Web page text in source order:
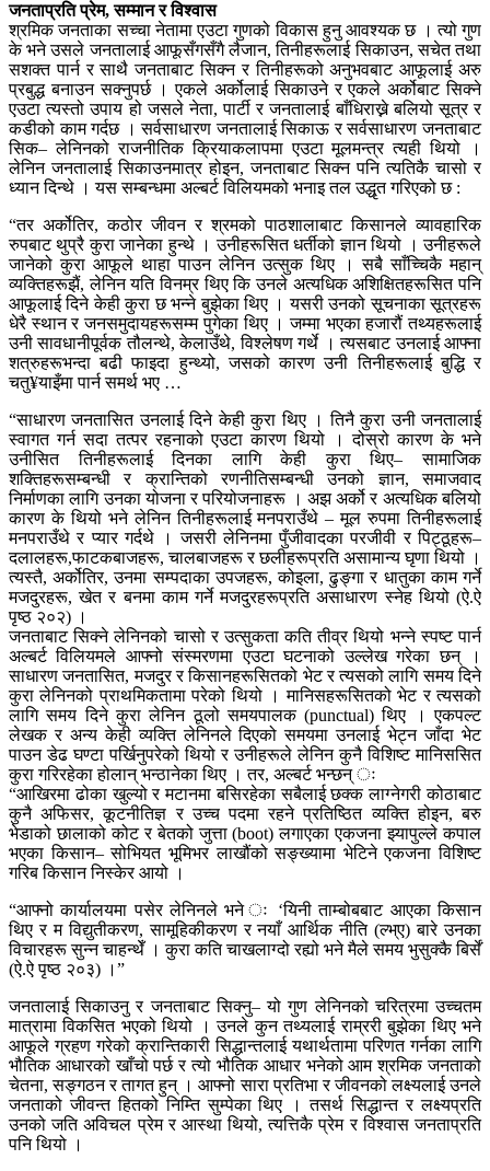
जनताप्रति प्रेम, सम्मान र विश्वास
श्रमिक जनताका सच्चा नेतामा एउटा गुणको विकास हुनु आवश्यक छ । त्यो गुण
के भने उसले जनतालाई आफूसँगसँगै लैजान, तिनीहरूलाई सिकाउन, सचेत तथा
सशक्त पार्न र साथै जनताबाट सिक्न र तिनीहरूको अनुभवबाट आफूलाई अरु
प्रबुद्ध बनाउन सक्नुपर्छ । एकले अर्कोलाई सिकाउने र एकले अर्कोबाट सिक्ने
एउटा त्यस्तो उपाय हो जसले नेता, पार्टी र जनतालाई बाँधिराख्ने बलियो सूत्र र
कडीको काम गर्दछ । सर्वसाधारण जनतालाई सिकाऊ र सर्वसाधारण जनताबाट
सिक– लेनिनको राजनीतिक क्रियाकलापमा एउटा मूलमन्त्र त्यही थियो ।
लेनिन जनतालाई सिकाउनमात्र होइन, जनताबाट सिक्न पनि त्यतिकै चासो र
ध्यान दिन्थे । यस सम्बन्धमा अल्बर्ट विलियमको भनाइ तल उद्धृत गरिएको छ :
“तर अर्कोतिर, कठोर जीवन र श्रमको पाठशालाबाट किसानले व्यावहारिक
रुपबाट थुप्रै कुरा जानेका हुन्थे । उनीहरूसित धर्तीको ज्ञान थियो । उनीहरूले
जानेको कुरा आफूले थाहा पाउन लेनिन उत्सुक थिए । सबै साँच्चिकै महान्
व्यक्तिहरूझैं, लेनिन यति विनम्र थिए कि उनले अत्यधिक अशिक्षितहरूसित पनि
आफूलाई दिने केही कुरा छ भन्ने बुझेका थिए । यसरी उनको सूचनाका सूत्रहरू
धेरै स्थान र जनसमुदायहरूसम्म पुगेका थिए । जम्मा भएका हजारौं तथ्यहरूलाई
उनी सावधानीपूर्वक तौलन्थे, केलाउँथे, विश्लेषण गर्थे । त्यसबाट उनलाई आफ्ना
शत्रुहरूभन्दा बढी फाइदा हुन्थ्यो, जसको कारण उनी तिनीहरूलाई बुद्धि र
चतु¥याइँमा पार्न समर्थ भए …
“साधारण जनतासित उनलाई दिने केही कुरा थिए । तिनै कुरा उनी जनतालाई
स्वागत गर्न सदा तत्पर रहनाको एउटा कारण थियो । दोस्रो कारण के भने
उनीसित तिनीहरूलाई दिनका लागि केही कुरा थिए– सामाजिक
शक्तिहरूसम्बन्धी र क्रान्तिको रणनीतिसम्बन्धी उनको ज्ञान, समाजवाद
निर्माणका लागि उनका योजना र परियोजनाहरू । अझ अर्को र अत्यधिक बलियो
कारण के थियो भने लेनिन तिनीहरूलाई मनपराउँथे – मूल रुपमा तिनीहरूलाई
मनपराउँथे र प्यार गर्दथे । जसरी लेनिनमा पुँजीवादका परजीवी र पिट्ठूहरू–
दलालहरू,फाटकबाजहरू, चालबाजहरू र छलीहरूप्रति असामान्य घृणा थियो ।
त्यस्तै, अर्कोतिर, उनमा सम्पदाका उपजहरू, कोइला, ढुङ्गा र धातुका काम गर्ने
मजदुरहरू, खेत र बनमा काम गर्ने मजदुरहरूप्रति असाधारण स्नेह थियो (ऐ.ऐ
पृष्ठ २०२) ।
जनताबाट सिक्ने लेनिनको चासो र उत्सुकता कति तीव्र थियो भन्ने स्पष्ट पार्न
अल्बर्ट विलियमले आफ्नो संस्मरणमा एउटा घटनाको उल्लेख गरेका छन् ।
साधारण जनतासित, मजदुर र किसानहरूसितको भेट र त्यसको लागि समय दिने
कुरा लेनिनको प्राथमिकतामा परेको थियो । मानिसहरूसितको भेट र त्यसको
लागि समय दिने कुरा लेनिन ठूलो समयपालक (punctual) थिए । एकपल्ट
लेखक र अन्य केही व्यक्ति लेनिनले दिएको समयमा उनलाई भेट्न जाँदा भेट
पाउन डेढ घण्टा पर्खिनुपरेको थियो र उनीहरूले लेनिन कुनै विशिष्ट मानिससित
कुरा गरिरहेका होलान् भन्ठानेका थिए । तर, अल्बर्ट भन्छन् ः
“आखिरमा ढोका खुल्यो र मटानमा बसिरहेका सबैलाई छक्क लाग्नेगरी कोठाबाट
कुनै अफिसर, कूटनीतिज्ञ र उच्च पदमा रहने प्रतिष्ठित व्यक्ति होइन, बरु
भेडाको छालाको कोट र बेतको जुत्ता (boot) लगाएका एकजना झ्यापुल्ले कपाल
भएका किसान– सोभियत भूमिभर लाखौंको सङ्ख्यामा भेटिने एकजना विशिष्ट
गरिब किसान निस्केर आयो ।
“आफ्नो कार्यालयमा पसेर लेनिनले भने ः ‘यिनी ताम्बोबबाट आएका किसान
थिए र म विद्युतीकरण, सामूहिकीकरण र नयाँ आर्थिक नीति (ल्भ्ए) बारे उनका
विचारहरू सुन्न चाहन्थेँ । कुरा कति चाखलाग्दो रह्यो भने मैले समय भुसुक्कै बिर्सें
(ऐ.ऐ पृष्ठ २०३) ।”
जनतालाई सिकाउनु र जनताबाट सिक्नु– यो गुण लेनिनको चरित्रमा उच्चतम
मात्रामा विकसित भएको थियो । उनले कुन तथ्यलाई राम्ररी बुझेका थिए भने
आफूले ग्रहण गरेको क्रान्तिकारी सिद्धान्तलाई यथार्थतामा परिणत गर्नका लागि
भौतिक आधारको खाँचो पर्छ र त्यो भौतिक आधार भनेको आम श्रमिक जनताको
चेतना, सङ्गठन र तागत हुन् । आफ्नो सारा प्रतिभा र जीवनको लक्ष्यलाई उनले
जनताको जीवन्त हितको निम्ति सुम्पेका थिए । तसर्थ सिद्धान्त र लक्ष्यप्रति
उनको जति अविचल प्रेम र आस्था थियो, त्यत्तिकै प्रेम र विश्वास जनताप्रति
पनि थियो ।